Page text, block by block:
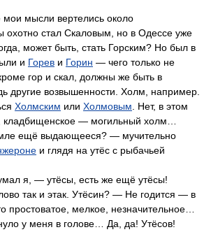
мои мысли вертелись около
охотно стал Скаловым, но в Одессе уже
может быть, стать Горским? Но был в
и Горев и Горин — чего только не
гор и скал, должны же быть в
другие возвышенности. Холм, например.
Холмским или Холмовым . Нет, в этом
кладбищенское — могильный холм…
ещё выдающееся? — мучительно
и глядя на утёс с рыбачьей
я, — утёсы, есть же ещё утёсы!
так и этак. Утёсин? — Не годится — в
простоватое, мелкое, незначительное…
у меня в голове… Да, да! Утёсов!